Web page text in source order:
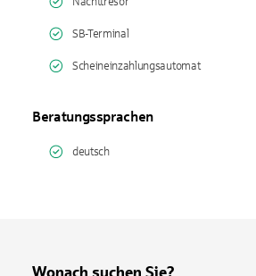
SB-Terminal
Scheineinzahlungsautomat
Beratungssprachen
deutsch
Wonach suchen Sie?